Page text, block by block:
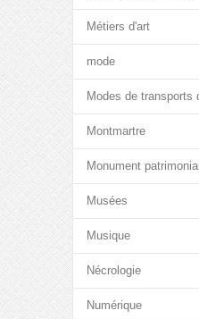
Métiers d'art
mode
Modes de transports
Montmartre
Monument patrimonial
Musées
Musique
Nécrologie
Numérique